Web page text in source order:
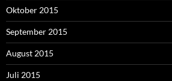
Oktober 2015
September 2015
August 2015
Juli 2015